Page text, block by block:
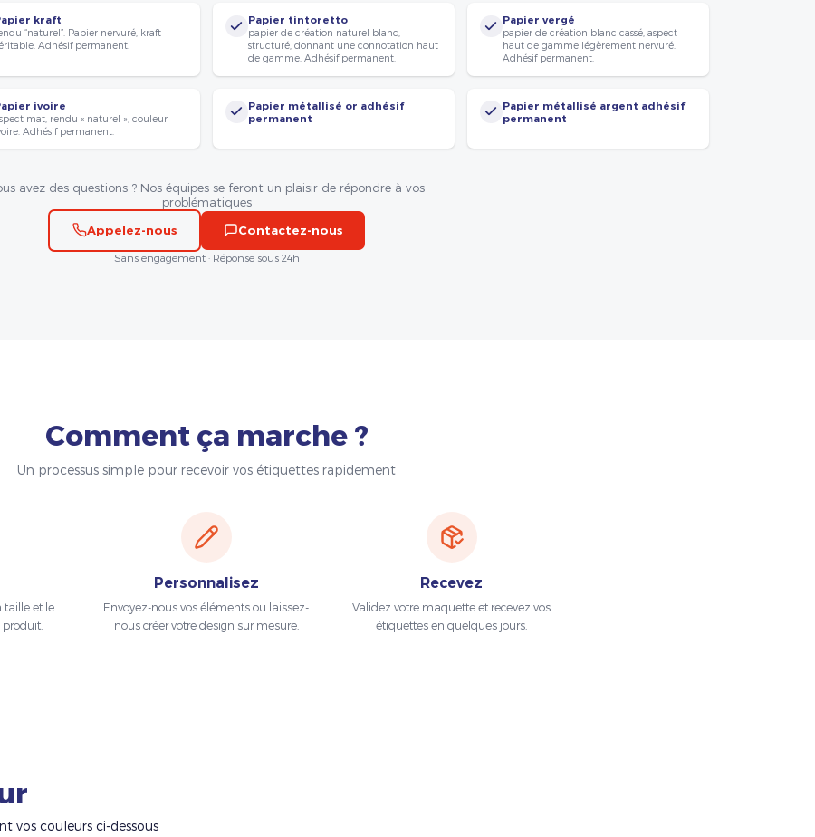
kraft
“naturel”. Papier nervuré, kraft
Adhésif permanent.
Papier tintoretto
papier de création naturel blanc,
structuré, donnant une connotation haut
de gamme. Adhésif permanent.
Papier vergé
papier de création blanc cassé, aspect
haut de gamme légèrement nervuré.
Adhésif permanent.
ivoire
mat, rendu « naturel », couleur
Adhésif permanent.
Papier métallisé or adhésif
permanent
Papier métallisé argent adhésif
permanent
avez des questions ? Nos équipes se feront un plaisir de répondre à vos
problématiques
Appelez-nous
Contactez-nous
Sans engagement · Réponse sous 24h
Comment ça marche ?
Un processus simple pour recevoir vos étiquettes rapidement
taille et le
Personnalisez
Envoyez-nous vos éléments ou laissez-
nous créer votre design sur mesure.
Recevez
Validez votre maquette et recevez vos
étiquettes en quelques jours.
vos couleurs ci-dessous